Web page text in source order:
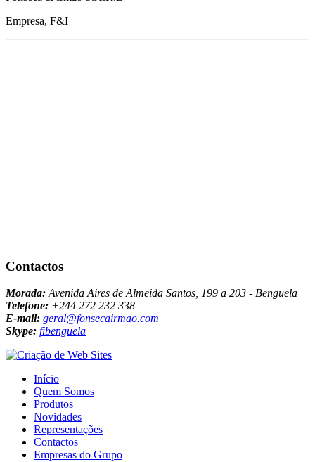
Empresa, F&I
Contactos
Morada: Avenida Aires de Almeida Santos, 199 a 203 - Benguela
Telefone: +244 272 232 338
E-mail: geral@fonsecairmao.com
Skype: fibenguela
Início
Quem Somos
Produtos
Novidades
Representações
Contactos
Empresas do Grupo